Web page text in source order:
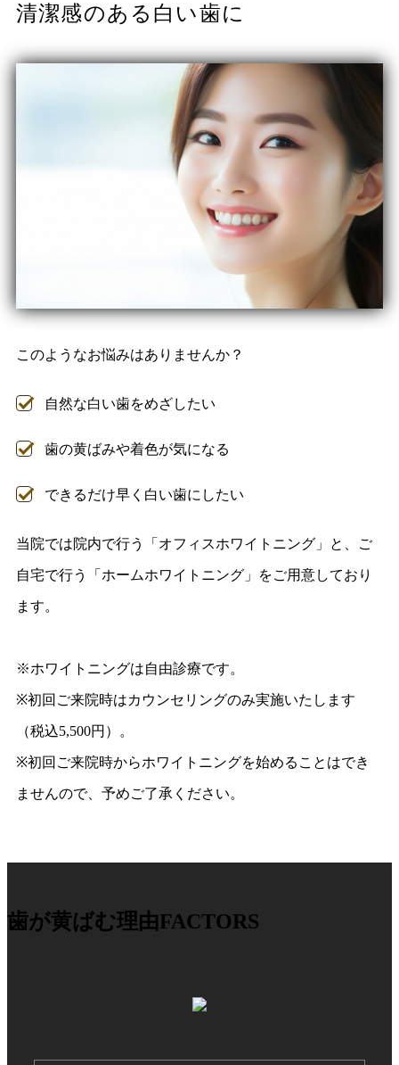
清潔感のある白い歯に
このようなお悩みはありませんか？
自然な白い歯をめざしたい
歯の黄ばみや着色が気になる
できるだけ早く白い歯にしたい
当院では院内で行う「オフィスホワイトニング」と、ご
自宅で行う「ホームホワイトニング」をご用意しており
ます。
※ホワイトニングは自由診療です。
※初回ご来院時はカウンセリングのみ実施いたします
（税込5,500円）。
※初回ご来院時からホワイトニングを始めることはでき
ませんので、予めご了承ください。
歯が黄ばむ理由FACTORS